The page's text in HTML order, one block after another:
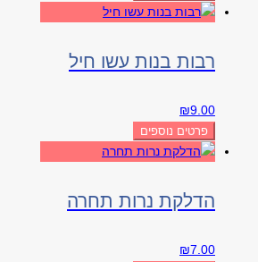
רבות בנות עשו חיל
₪9.00
פרטים נוספים
הדלקת נרות תחרה
₪7.00